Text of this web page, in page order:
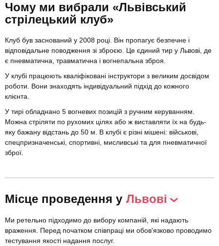
Чому ми вибрали «Львівський
стрілецький клуб»
Клуб був заснований у 2008 році. Він пропагує безпечне і
відповідальне поводження зі зброєю. Це єдиний тир у Львові, де
є пневматична, травматична і вогнепальна зброя.
У клубі працюють кваліфіковані інструктори з великим досвідом
роботи. Вони знаходять індивідуальний підхід до кожного
клієнта.
У тирі обладнано 5 вогневих позицій з ручним керуванням.
Можна стріляти по рухомих цілях або ж виставляти їх на будь-
яку бажану відстань до 50 м. В клубі є різні мішені: військові,
спецпризначенські, спортивні, мисливські та для пневматичної
зброї.
Місце проведення у Львові
Ми ретельно підходимо до вибору компаній, які надають
враження. Перед початком співпраці ми обов'язково проводимо
тестування якості надання послуг.